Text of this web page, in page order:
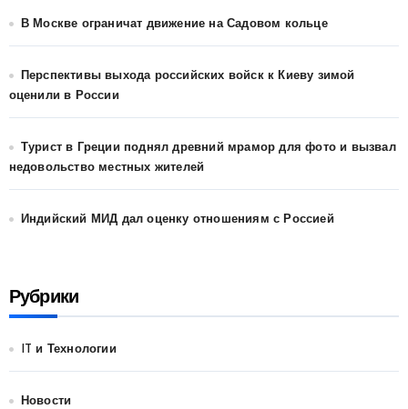
В Москве ограничат движение на Садовом кольце
Перспективы выхода российских войск к Киеву зимой
оценили в России
Турист в Греции поднял древний мрамор для фото и вызвал
недовольство местных жителей
Индийский МИД дал оценку отношениям с Россией
Рубрики
IT и Технологии
Новости